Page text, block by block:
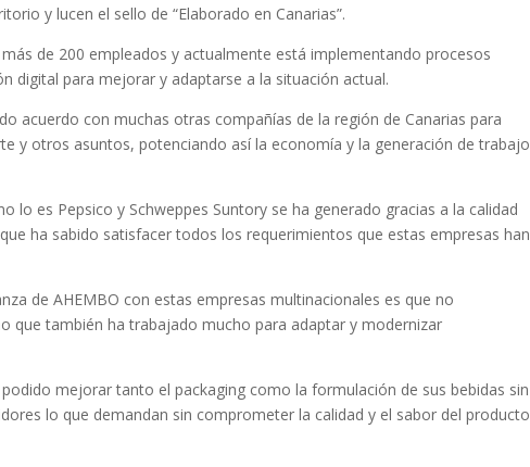
y lucen el sello de “Elaborado en Canarias”.
de 200 empleados y actualmente está implementando procesos
digital para mejorar y adaptarse a la situación actual.
acuerdo con muchas otras compañías de la región de Canarias para
y otros asuntos, potenciando así la economía y la generación de trabajo
lo es Pepsico y Schweppes Suntory se ha generado gracias a la calidad
ha sabido satisfacer todos los requerimientos que estas empresas han
de AHEMBO con estas empresas multinacionales es que no
que también ha trabajado mucho para adaptar y modernizar
mejorar tanto el packaging como la formulación de sus bebidas sin
lo que demandan sin comprometer la calidad y el sabor del producto